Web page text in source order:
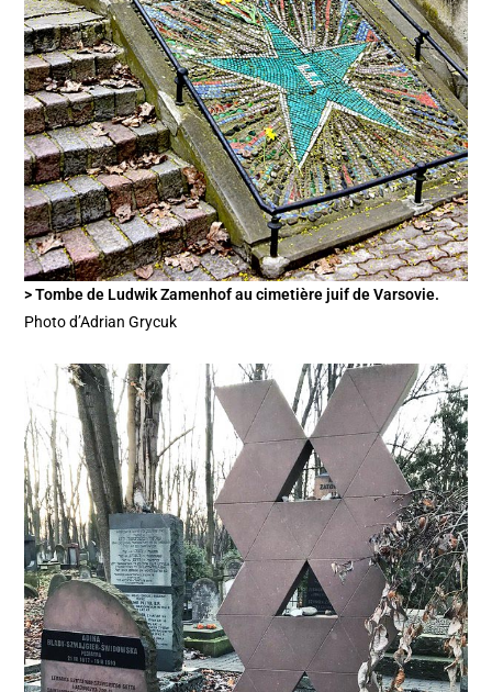
> Tombe de Ludwik Zamenhof au cimetière juif de Varsovie.
Photo d’Adrian Grycuk